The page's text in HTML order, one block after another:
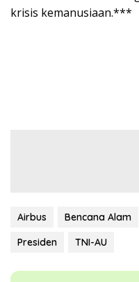
krisis kemanusiaan.***
Airbus Bencana Alam
Presiden
TNI-AU